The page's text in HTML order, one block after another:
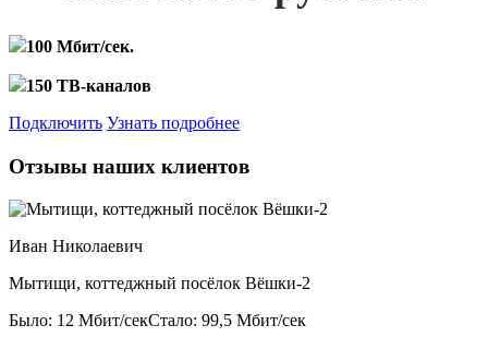
100 Мбит/сек.
150 ТВ-каналов
Подключить Узнать подробнее
Отзывы наших клиентов
Иван Николаевич
Мытищи, коттеджный посёлок Вёшки-2
Было: 12 Мбит/секСтало: 99,5 Мбит/сек